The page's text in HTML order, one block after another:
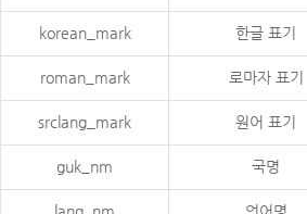
korean_mark 한글 표기
roman_mark 로마자 표기
srclang_mark 원어 표기
guk_nm 국명